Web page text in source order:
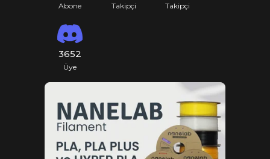
Abone Takipçi Takipçi
3652
Üye